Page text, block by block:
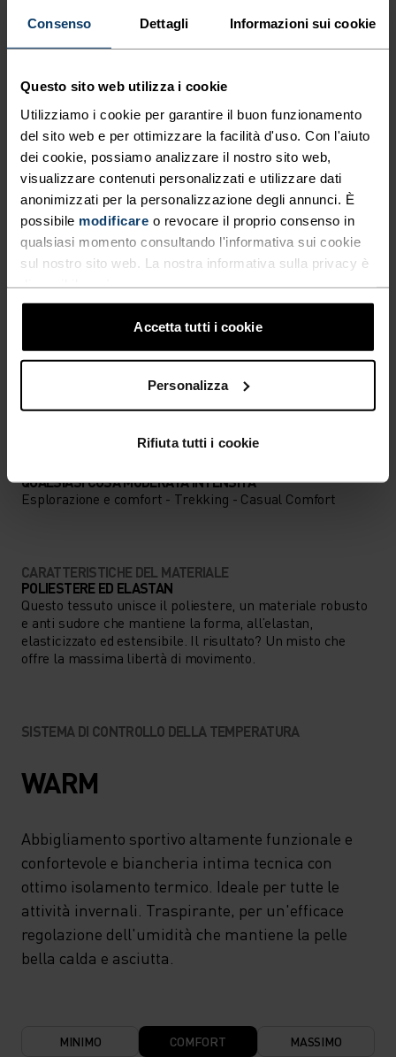
Consenso Dettagli Informazioni sui cookie
Questo sito web utilizza i cookie
Utilizziamo i cookie per garantire il buon funzionamento
del sito web e per ottimizzare la facilità d'uso. Con l'aiuto
dei cookie, possiamo analizzare il nostro sito web,
visualizzare contenuti personalizzati e utilizzare dati
anonimizzati per la personalizzazione degli annunci. È
possibile modificare o revocare il proprio consenso in
qualsiasi momento consultando l'informativa sui cookie
sul nostro sito web. La nostra informativa sulla privacy è
Accetta tutti i cookie
Personalizza
Rifiuta tutti i cookie
in due colori vivaci, questo modello ha una
stampa ispirata alla natura con un’illustrazione
aiutare i più piccoli ad affrontare il gelo.
IN PERFETTA SINTONIA
Abbigliamento da trekking comodo e versatile per
accompagnarti a ogni passo.
MODERATO
QUALSIASI COSA MODERATA INTENSITÀ
Esplorazione e comfort - Trekking - Casual Comfort
CARATTERISTICHE DEL MATERIALE
POLIESTERE ED ELASTAN
Questo tessuto unisce il poliestere, un materiale robusto
e anti sudore che mantiene la forma, all’elastan,
elasticizzato ed estensibile. Il risultato? Un misto che
offre la massima libertà di movimento.
SISTEMA DI CONTROLLO DELLA TEMPERATURA
WARM
Abbigliamento sportivo altamente funzionale e
confortevole e biancheria intima tecnica con
ottimo isolamento termico. Ideale per tutte le
attività invernali. Traspirante, per un'efficace
regolazione dell'umidità che mantiene la pelle
bella calda e asciutta.
MINIMO COMFORT MASSIMO